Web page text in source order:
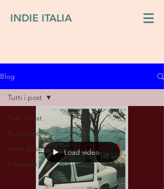
INDIE ITALIA
Blog
Tutti i post
Recensioni
Indie italiano
Interviste
Tutti i post
Load video